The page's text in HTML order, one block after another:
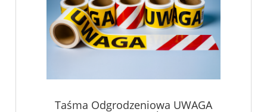
Taśma Odgrodzeniowa UWAGA